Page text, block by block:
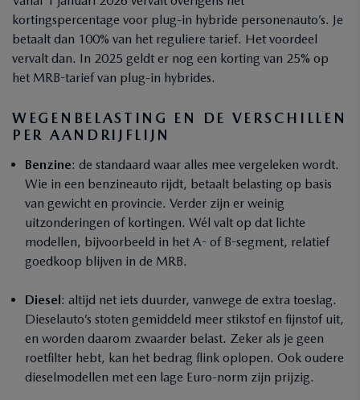
kortingspercentage voor plug-in hybride personenauto’s. Je
betaalt dan 100% van het reguliere tarief. Het voordeel
vervalt dan. In 2025 geldt er nog een korting van 25% op
het MRB-tarief van plug-in hybrides.
WEGENBELASTING EN DE VERSCHILLEN
PER AANDRIJFLIJN
Benzine: de standaard waar alles mee vergeleken wordt.
Wie in een benzineauto rijdt, betaalt belasting op basis
van gewicht en provincie. Verder zijn er weinig
uitzonderingen of kortingen. Wél valt op dat lichte
modellen, bijvoorbeeld in het A- of B-segment, relatief
goedkoop blijven in de MRB.
Diesel: altijd net iets duurder, vanwege de extra toeslag.
Dieselauto’s stoten gemiddeld meer stikstof en fijnstof uit,
en worden daarom zwaarder belast. Zeker als je geen
roetfilter hebt, kan het bedrag flink oplopen. Ook oudere
dieselmodellen met een lage Euro-norm zijn prijzig.